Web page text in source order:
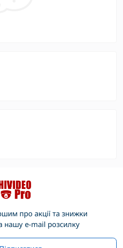
про акції та знижки
нашу e-mail розсилку